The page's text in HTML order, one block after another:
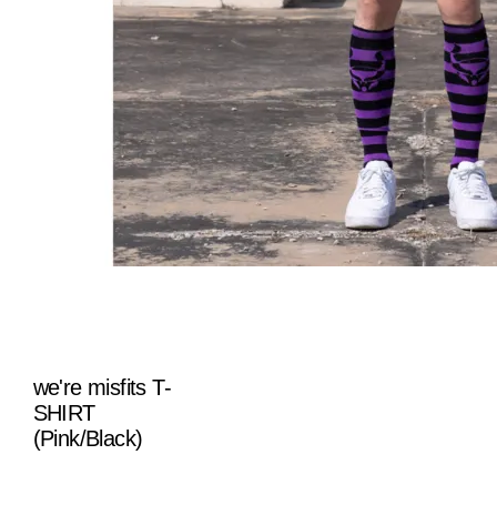
we're misfits T-
SHIRT
(Pink/Black)